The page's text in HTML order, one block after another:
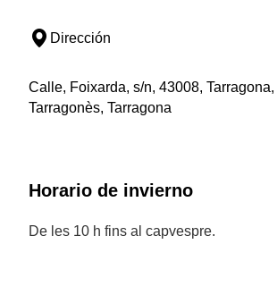
Dirección
Calle, Foixarda, s/n, 43008, Tarragona,
Tarragonès, Tarragona
Horario de invierno
De les 10 h fins al capvespre.